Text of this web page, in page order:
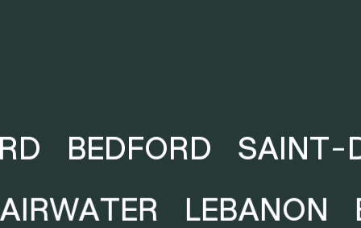
BEDFORD
SAINT-
FAIRWATER
LEBANON